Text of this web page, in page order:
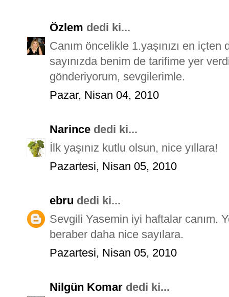
Özlem dedi ki...
Canım öncelikle 1.yaşınızı en
sayınızda benim de tarifime yer
gönderiyorum, sevgilerimle.
Pazar, Nisan 04, 2010
Narince dedi ki...
İlk yaşınız kutlu olsun, nice yıllara!
Pazartesi, Nisan 05, 2010
ebru dedi ki...
Sevgili Yasemin iyi haftalar canım.
beraber daha nice sayılara.
Pazartesi, Nisan 05, 2010
Nilgün Komar dedi ki...